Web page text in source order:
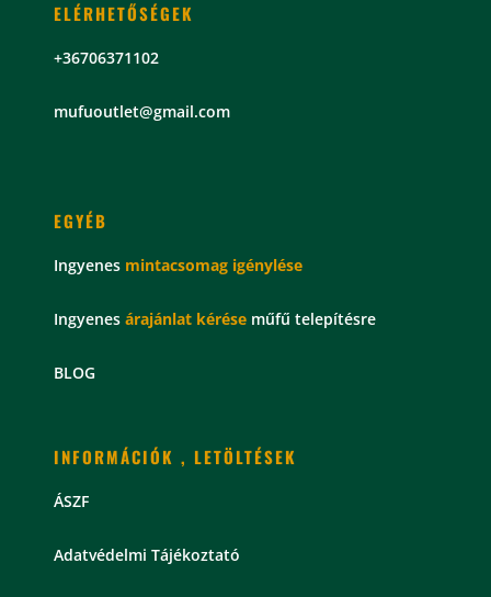
ELÉRHETŐSÉGEK
+36706371102
mufuoutlet@gmail.com
EGYÉB
Ingyenes mintacsomag igénylése
Ingyenes árajánlat kérése műfű telepítésre
BLOG
INFORMÁCIÓK , LETÖLTÉSEK
ÁSZF
Adatvédelmi Tájékoztató